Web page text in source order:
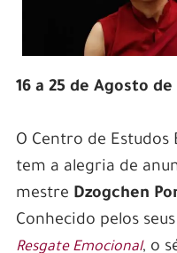
16 a 25 de Agosto de
O Centro de Estudos
tem a alegria de
mestre Dzogchen
Conhecido pelos
Resgate Emocional, o